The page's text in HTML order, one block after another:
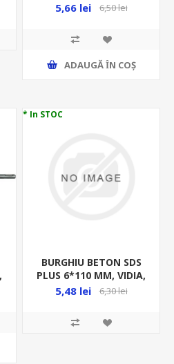
5,66 lei 6,50 lei
ADAUGĂ ȊN COŞ
* In STOC
BURGHIU BETON SDS
PLUS 6*110 MM, VIDIA,
YT-4201
5,48 lei 6,30 lei